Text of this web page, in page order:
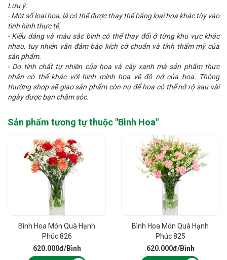
Lưu ý:
- Một số loại hoa, lá có thể được thay thế bằng loại hoa khác tùy vào
tình hình thực tế.
- Kiểu dáng và màu sắc bình có thể thay đổi ở từng khu vực khác
nhau, tuy nhiên vẫn đảm bảo kích cỡ chuẩn và tính thẩm mỹ của
sản phẩm.
- Do tính chất tự nhiên của hoa và cây xanh mà sản phẩm thực
nhận có thể khác với hình minh họa về độ nở của hoa. Thông
thường shop sẽ giao sản phẩm còn nụ để hoa có thể nở rộ sau vài
ngày được bạn chăm sóc.
Sản phẩm tương tự thuộc "Bình Hoa"
Bình Hoa Món Quà Hạnh
Phúc 826
620.000đ/Bình
Bình Hoa Món Quà Hạnh
Phúc 825
620.000đ/Bình